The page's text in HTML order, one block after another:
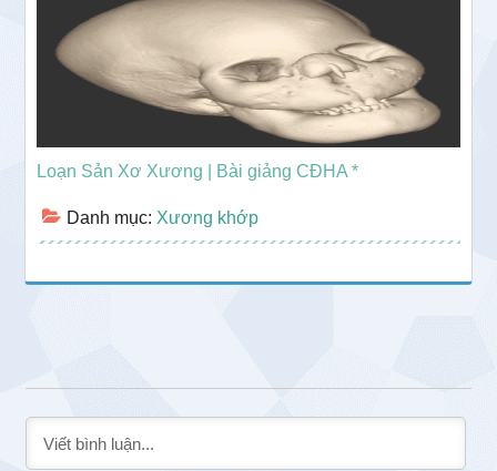
Loạn Sản Xơ Xương | Bài giảng CĐHA *
Danh mục: Xương khớp